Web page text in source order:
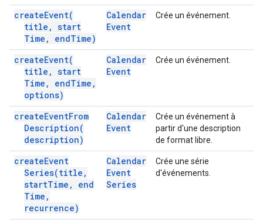
createEvent(
title , start
Time , endTime)
Calendar
Event
Crée un événement.
createEvent(
title , start
Time , endTime ,
options)
Calendar
Event
Crée un événement.
createEventFrom
Description(
description)
Calendar
Event
Crée un événement à
partir d'une description
de format libre.
createEvent
Series(title ,
startTime ,
end
Time ,
recurrence)
Calendar
Event
Series
Crée une série
d'événements.